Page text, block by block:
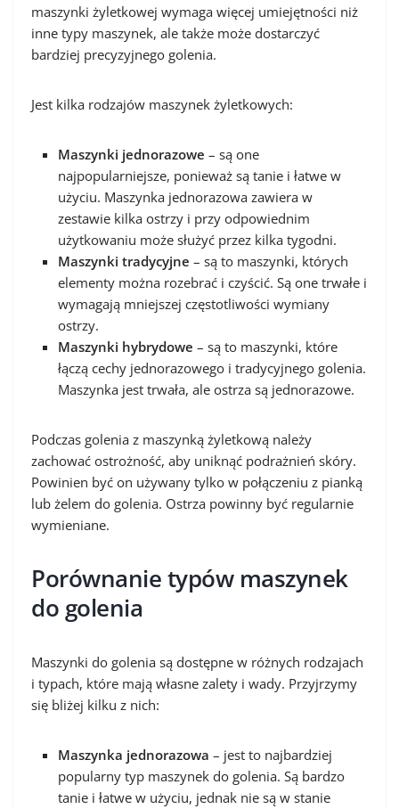
maszynki żyletkowej wymaga więcej umiejętności niż
inne typy maszynek, ale także może dostarczyć
bardziej precyzyjnego golenia.
Jest kilka rodzajów maszynek żyletkowych:
Maszynki jednorazowe – są one
najpopularniejsze, ponieważ są tanie i łatwe w
użyciu. Maszynka jednorazowa zawiera w
zestawie kilka ostrzy i przy odpowiednim
użytkowaniu może służyć przez kilka tygodni.
Maszynki tradycyjne – są to maszynki, których
elementy można rozebrać i czyścić. Są one trwałe i
wymagają mniejszej częstotliwości wymiany
ostrzy.
Maszynki hybrydowe – są to maszynki, które
łączą cechy jednorazowego i tradycyjnego golenia.
Maszynka jest trwała, ale ostrza są jednorazowe.
Podczas golenia z maszynką żyletkową należy
zachować ostrożność, aby uniknąć podrażnień skóry.
Powinien być on używany tylko w połączeniu z pianką
lub żelem do golenia. Ostrza powinny być regularnie
wymieniane.
Porównanie typów maszynek
do golenia
Maszynki do golenia są dostępne w różnych rodzajach
i typach, które mają własne zalety i wady. Przyjrzymy
się bliżej kilku z nich:
Maszynka jednorazowa – jest to najbardziej
popularny typ maszynek do golenia. Są bardzo
tanie i łatwe w użyciu, jednak nie są w stanie